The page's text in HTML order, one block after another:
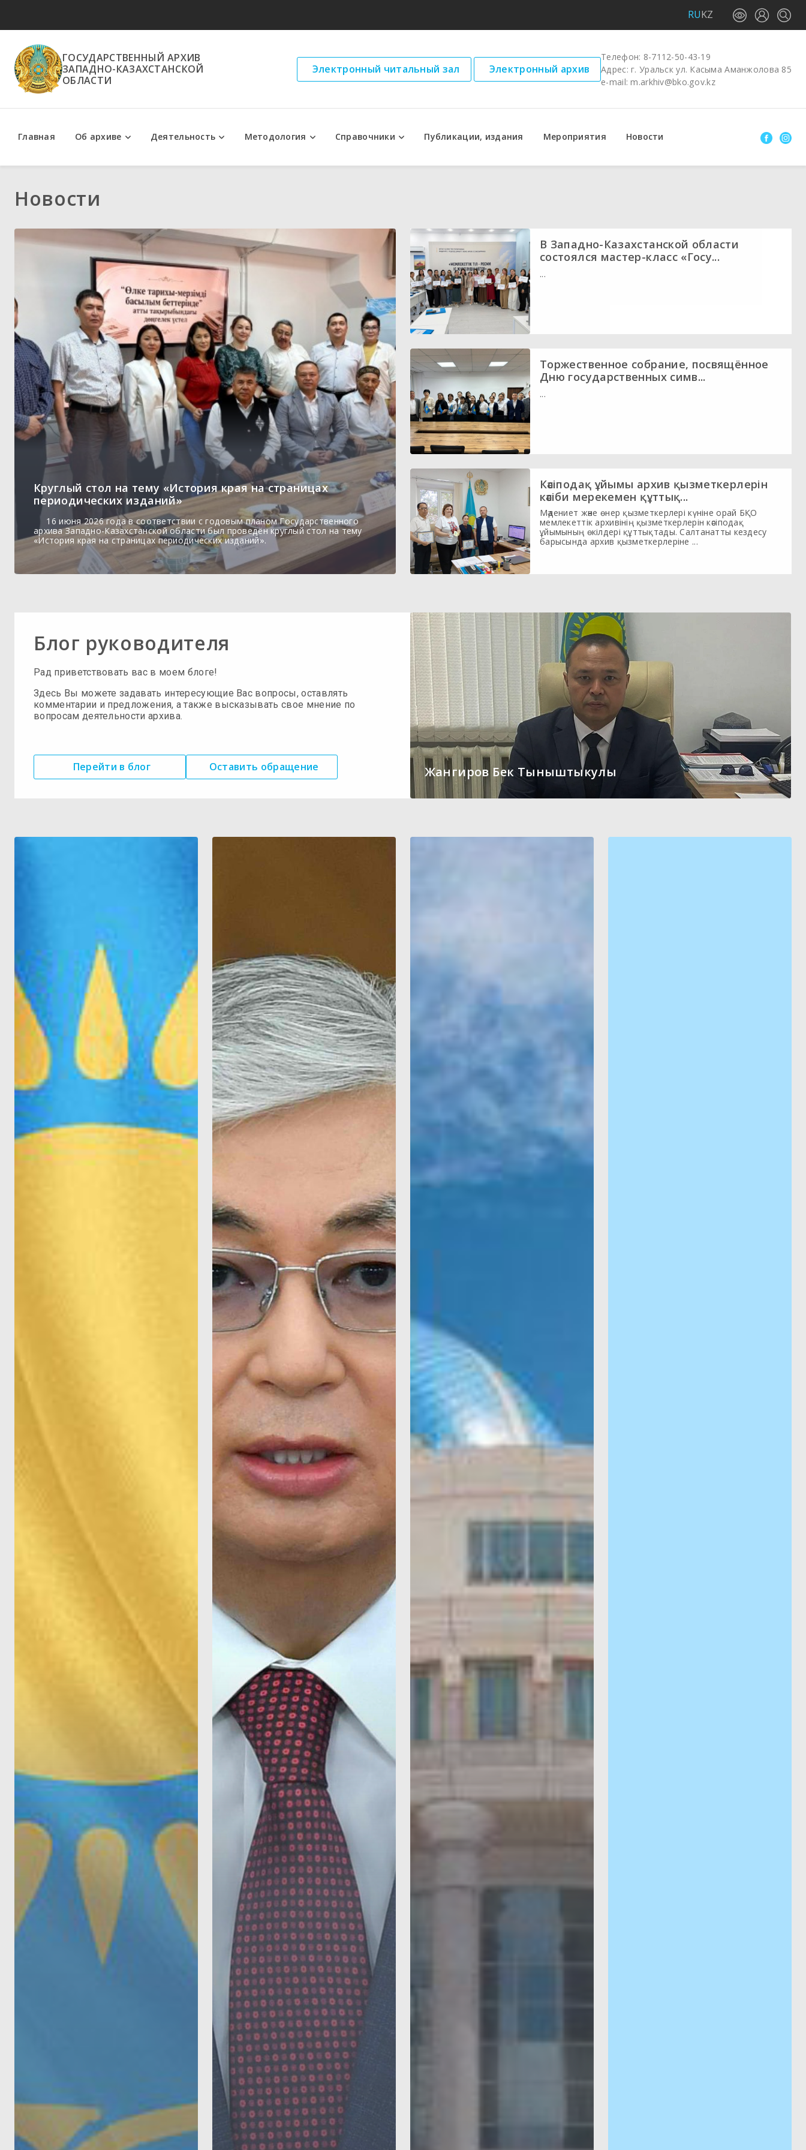
RUKZ
ГОСУДАРСТВЕННЫЙ АРХИВ
ЗАПАДНО-КАЗАХСТАНСКОЙ
ОБЛАСТИ
Электронный читальный зал Электронный архив
Телефон: 8-7112-50-43-19
Адрес: г. Уральск ул. Касыма Аманжолова 85
e-mail:m.arkhiv@bko.gov.kz
Главная Об архиве Деятельность Методология Справочники Публикации, издания Мероприятия Новости
Новости
Круглый стол на тему «История края на страницах
периодических изданий»
16 июня 2026 года в соответствии с годовым планом Государственного
архива Западно-Казахстанской области был проведён круглый стол на тему
«История края на страницах периодических изданий».
В Западно-Казахстанской области
состоялся мастер-класс «Госу...
...
Торжественное собрание, посвящённое
Дню государственных симв...
...
Кәсіподақ ұйымы архив қызметкерлерін
кәсіби мерекемен құттық...
Мәдениет және өнер қызметкерлері күніне орай БҚО
мемлекеттік архивінің қызметкерлерін кәсіподақ
ұйымының өкілдері құттықтады. Салтанатты кездесу
барысында архив қызметкерлеріне ...
Блог руководителя
Рад приветствовать вас в моем блоге!
Здесь Вы можете задавать интересующие Вас вопросы, оставлять
комментарии и предложения, а также высказывать свое мнение по
вопросам деятельности архива.
Перейти в блог Оставить обращение Жангиров Бек Тыныштыкулы